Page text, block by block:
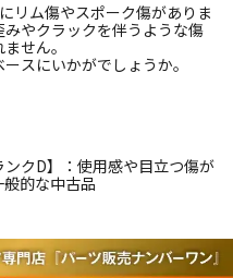
リム傷やスポーク傷がありま
みやクラックを伴うような傷
せん。
ースにいかがでしょうか。
ンクD】：使用感や目立つ傷が
般的な中古品